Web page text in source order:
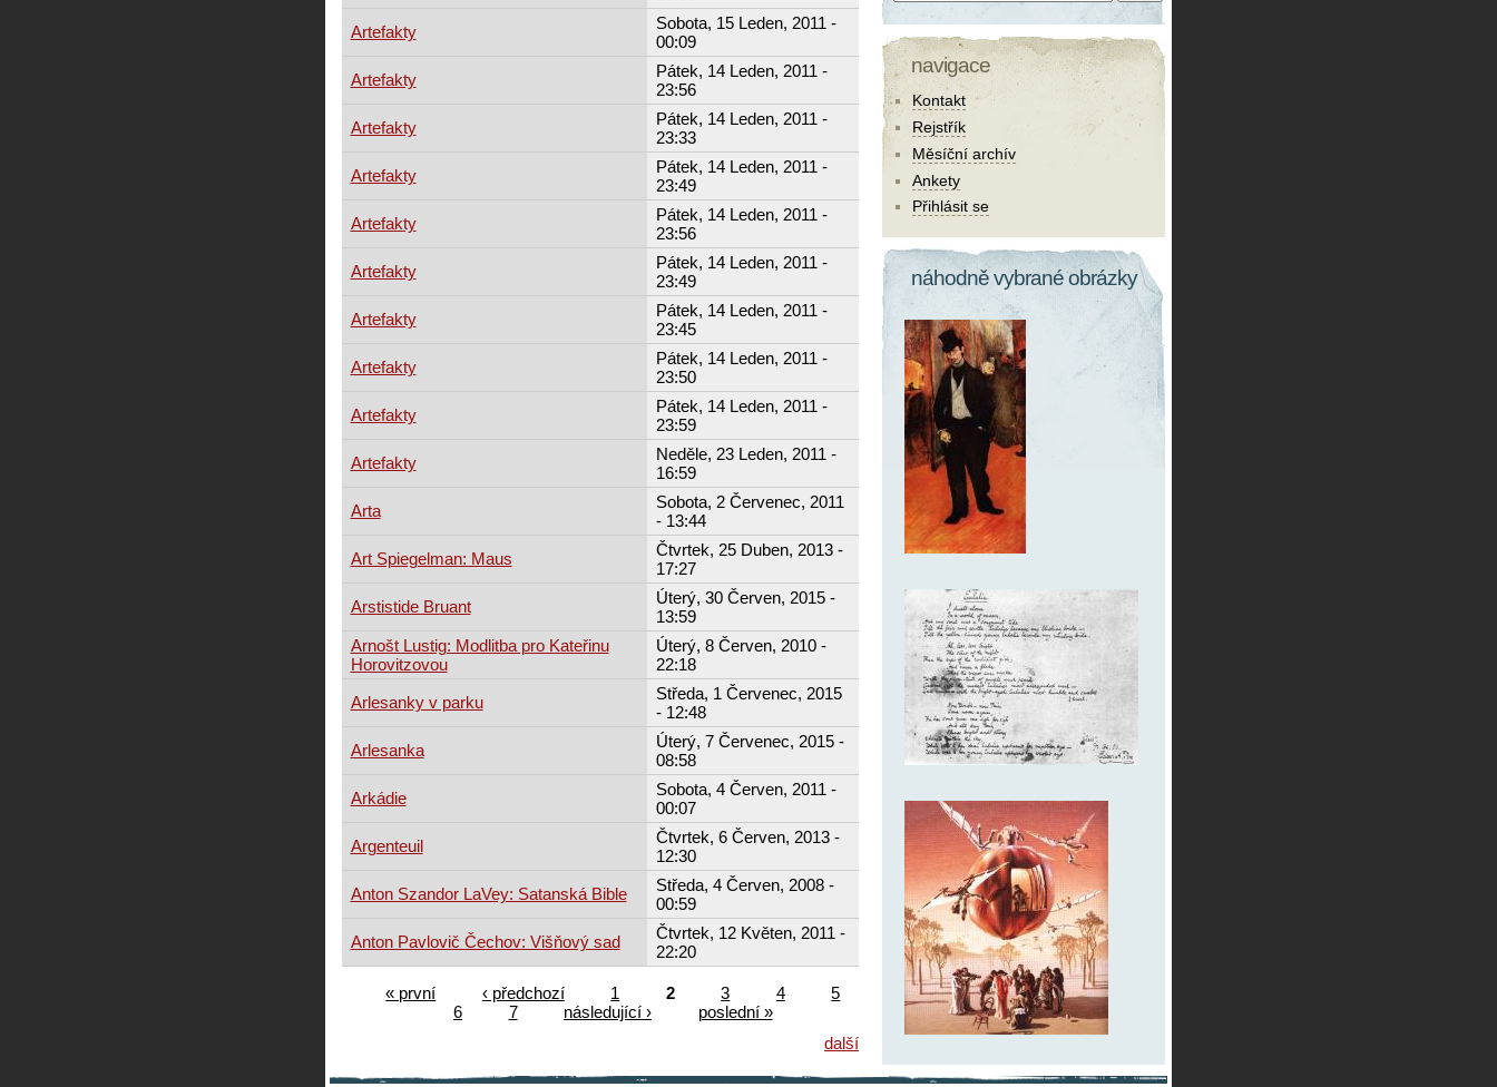
Artefakty
Sobota, 15 Leden, 2011 -
00:09
Artefakty
Pátek, 14 Leden, 2011 -
23:56
Artefakty
Pátek, 14 Leden, 2011 -
23:33
Artefakty
Pátek, 14 Leden, 2011 -
23:49
Artefakty
Pátek, 14 Leden, 2011 -
23:56
Artefakty
Pátek, 14 Leden, 2011 -
23:49
Artefakty
Pátek, 14 Leden, 2011 -
23:45
Artefakty
Pátek, 14 Leden, 2011 -
23:50
Artefakty
Pátek, 14 Leden, 2011 -
23:59
Artefakty
Neděle, 23 Leden, 2011 -
16:59
Arta
Sobota, 2 Červenec, 2011
- 13:44
Art Spiegelman: Maus
Čtvrtek, 25 Duben, 2013 -
17:27
Arstistide Bruant
Úterý, 30 Červen, 2015 -
13:59
Arnošt Lustig: Modlitba pro Kateřinu
Horovitzovou
Úterý, 8 Červen, 2010 -
22:18
Arlesanky v parku
Středa, 1 Červenec, 2015
- 12:48
Arlesanka
Úterý, 7 Červenec, 2015 -
08:58
Arkádie
Sobota, 4 Červen, 2011 -
00:07
Argenteuil
Čtvrtek, 6 Červen, 2013 -
12:30
Anton Szandor LaVey: Satanská Bible
Středa, 4 Červen, 2008 -
00:59
Anton Pavlovič Čechov: Višňový sad
Čtvrtek, 12 Květen, 2011 -
22:20
« první ‹ předchozí 1 2 3 4
5
6
7 následující ›
poslední »
další
navigace
Kontakt
Rejstřík
Měsíční archív
Ankety
Přihlásit se
náhodně vybrané obrázky